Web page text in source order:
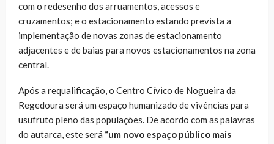
com o redesenho dos arruamentos, acessos e
cruzamentos; e o estacionamento estando prevista a
implementação de novas zonas de estacionamento
adjacentes e de baias para novos estacionamentos na zona
central.
Após a requalificação, o Centro Cívico de Nogueira da
Regedoura será um espaço humanizado de vivências para
usufruto pleno das populações. De acordo com as palavras
do autarca, este será “um novo espaço público mais